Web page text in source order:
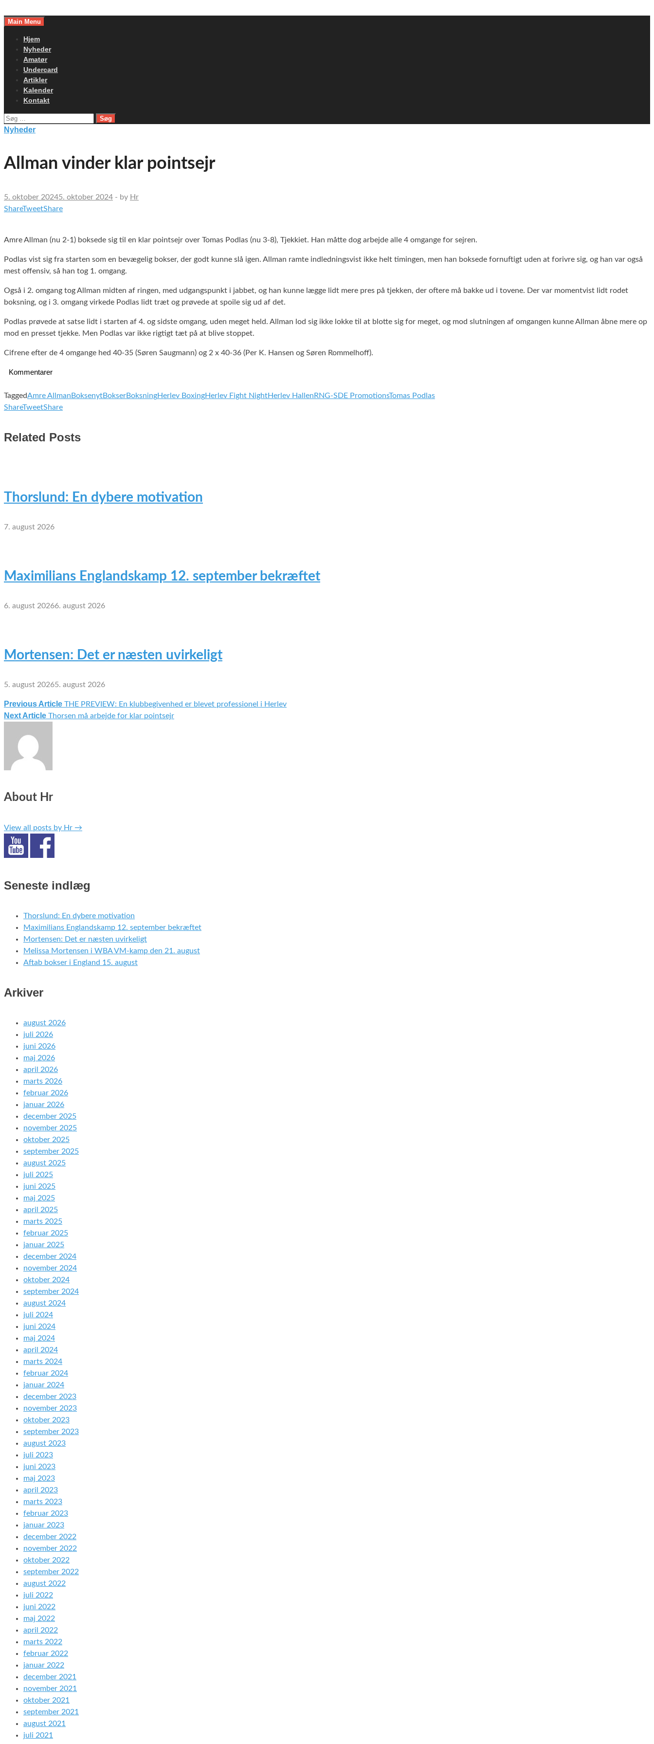
toMain Menu
Hjem
Nyheder
Amatør
Undercard
Artikler
Kalender
Kontakt
Søg
efter:
Nyheder
Allman vinder klar pointsejr
5. oktober 20245. oktober 2024 - by Hr
ShareTweetShare
Amre Allman (nu 2-1) boksede sig til en klar pointsejr over Tomas Podlas (nu 3-8), Tjekkiet. Han måtte dog arbejde alle 4 omgange for sejren.
Podlas vist sig fra starten som en bevægelig bokser, der godt kunne slå igen. Allman ramte indledningsvist ikke helt timingen, men han boksede fornuftigt uden at forivre sig, og han var også
mest offensiv, så han tog 1. omgang.
Også i 2. omgang tog Allman midten af ringen, med udgangspunkt i jabbet, og han kunne lægge lidt mere pres på tjekken, der oftere må bakke ud i tovene. Der var momentvist lidt rodet
boksning, og i 3. omgang virkede Podlas lidt træt og prøvede at spoile sig ud af det.
Podlas prøvede at satse lidt i starten af 4. og sidste omgang, uden meget held. Allman lod sig ikke lokke til at blotte sig for meget, og mod slutningen af omgangen kunne Allman åbne mere op
mod en presset tjekke. Men Podlas var ikke rigtigt tæt på at blive stoppet.
Cifrene efter de 4 omgange hed 40-35 (Søren Saugmann) og 2 x 40-36 (Per K. Hansen og Søren Rommelhoff).
Kommentarer
TaggedAmre Allman BoksenytBokserBoksningHerlev BoxingHerlev Fight NightHerlev Hallen RNG-SDE PromotionsTomas Podlas
ShareTweetShare
Related Posts
Thorslund: En dybere motivation
7. august 2026
Maximilians Englandskamp 12. september bekræftet
6. august 20266. august 2026
Mortensen: Det er næsten uvirkeligt
5. august 20265. august 2026
Indlægsnavigation
Previous Article THE PREVIEW: En klubbegivenhed er blevet professionel i Herlev
Next Article Thorsen må arbejde for klar pointsejr
About Hr
View all posts by Hr →
Seneste indlæg
Thorslund: En dybere motivation
Maximilians Englandskamp 12. september bekræftet
Mortensen: Det er næsten uvirkeligt
Melissa Mortensen i WBA VM-kamp den 21. august
Aftab bokser i England 15. august
Arkiver
august 2026
juli 2026
juni 2026
maj 2026
april 2026
marts 2026
februar 2026
januar 2026
december 2025
november 2025
oktober 2025
september 2025
august 2025
juli 2025
juni 2025
maj 2025
april 2025
marts 2025
februar 2025
januar 2025
december 2024
november 2024
oktober 2024
september 2024
august 2024
juli 2024
juni 2024
maj 2024
april 2024
marts 2024
februar 2024
januar 2024
december 2023
november 2023
oktober 2023
september 2023
august 2023
juli 2023
juni 2023
maj 2023
april 2023
marts 2023
februar 2023
januar 2023
december 2022
november 2022
oktober 2022
september 2022
august 2022
juli 2022
juni 2022
maj 2022
april 2022
marts 2022
februar 2022
januar 2022
december 2021
november 2021
oktober 2021
september 2021
august 2021
juli 2021